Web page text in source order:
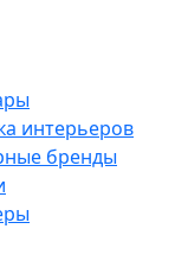
интерьеров
бренды